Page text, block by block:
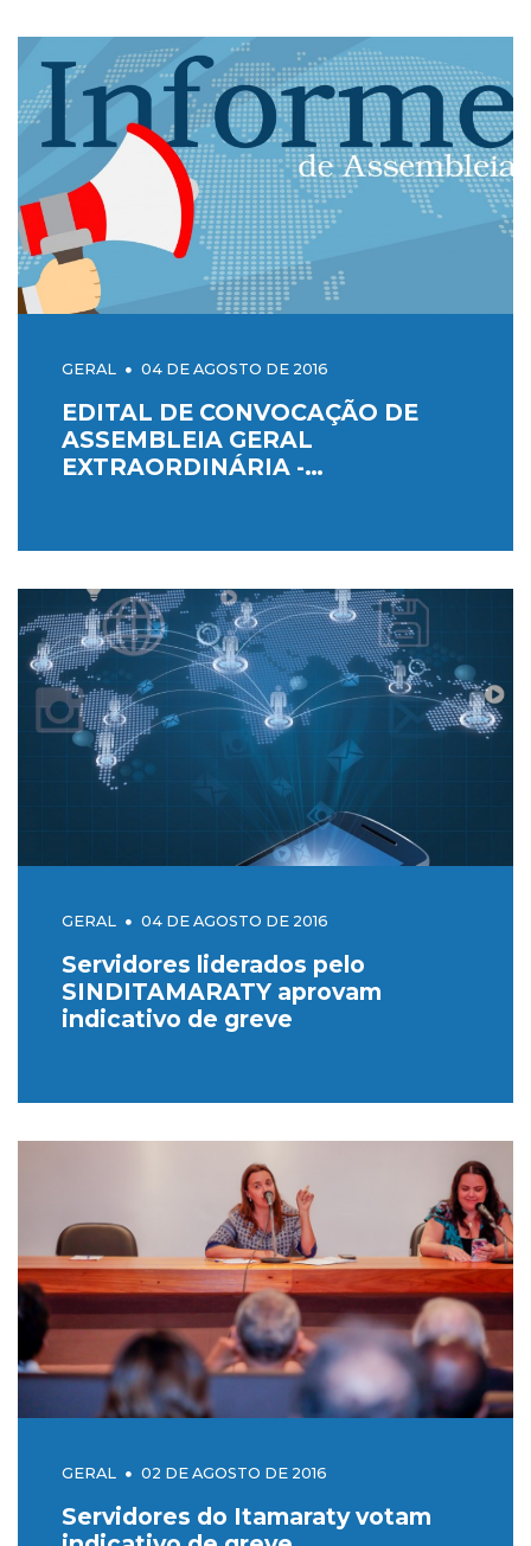
GERAL 04 DE AGOSTO DE 2016
EDITAL DE CONVOCAÇÃO DE
ASSEMBLEIA GERAL
EXTRAORDINÁRIA -
GERAL 04 DE AGOSTO DE 2016
Servidores liderados pelo
SINDITAMARATY aprovam
indicativo de greve
GERAL 02 DE AGOSTO DE 2016
Servidores do Itamaraty votam